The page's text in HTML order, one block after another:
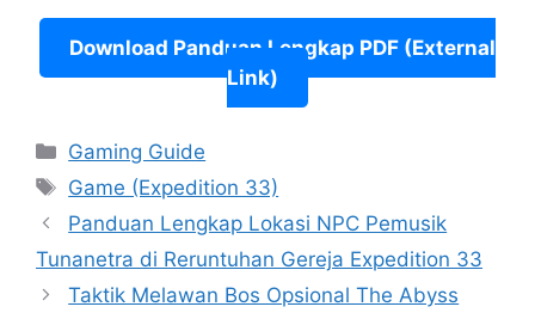
Download Panduan Lengkap PDF (External
Link)
Categories
Gaming Guide
Tags
Game (Expedition 33)
Panduan Lengkap Lokasi NPC Pemusik
Tunanetra di Reruntuhan Gereja Expedition 33
Taktik Melawan Bos Opsional The Abyss